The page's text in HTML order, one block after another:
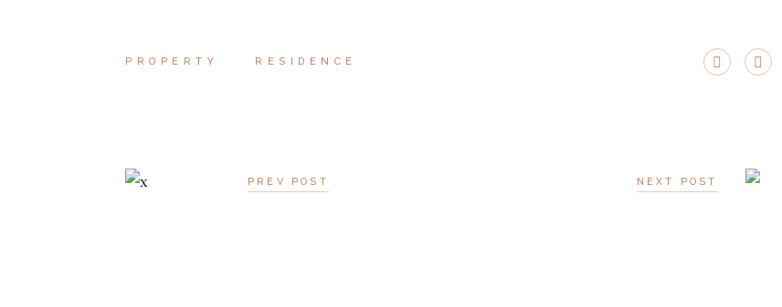
PROPERTY RESIDENCE
PREV POST NEXT POST